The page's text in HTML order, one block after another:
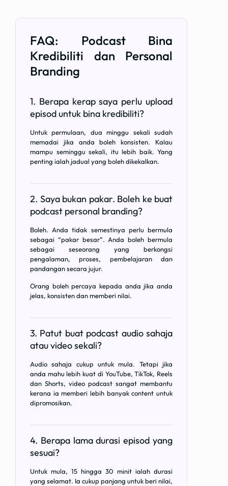
FAQ: Podcast Bina
Kredibiliti dan Personal
Branding
1. Berapa kerap saya perlu upload
episod untuk bina kredibiliti?
Untuk permulaan, dua minggu sekali sudah
memadai jika anda boleh konsisten. Kalau
mampu seminggu sekali, itu lebih baik. Yang
penting ialah jadual yang boleh dikekalkan.
2. Saya bukan pakar. Boleh ke buat
podcast personal branding?
Boleh. Anda tidak semestinya perlu bermula
sebagai “pakar besar”. Anda boleh bermula
sebagai seseorang yang berkongsi
pengalaman, proses, pembelajaran dan
pandangan secara jujur.
Orang boleh percaya kepada anda jika anda
jelas, konsisten dan memberi nilai.
3. Patut buat podcast audio sahaja
atau video sekali?
Audio sahaja cukup untuk mula. Tetapi jika
anda mahu lebih kuat di YouTube, TikTok, Reels
dan Shorts, video podcast sangat membantu
kerana ia memberi lebih banyak content untuk
dipromosikan.
4. Berapa lama durasi episod yang
sesuai?
Untuk mula, 15 hingga 30 minit ialah durasi
yang selamat. Ia cukup panjang untuk beri nilai,